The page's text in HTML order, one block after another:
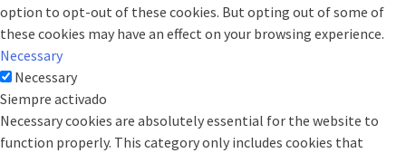
option to opt-out of these cookies. But opting out of some of
these cookies may have an effect on your browsing experience.
Necessary
Necessary
Siempre activado
Necessary cookies are absolutely essential for the website to
function properly. This category only includes cookies that